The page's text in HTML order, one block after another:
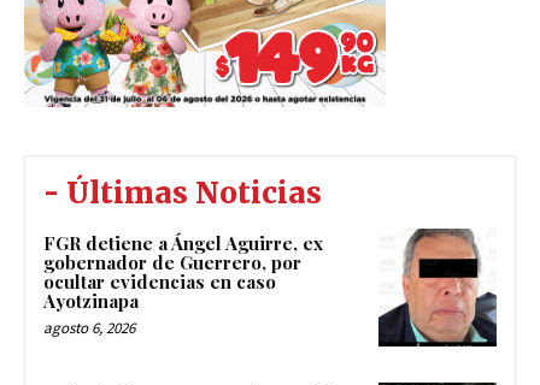
- Últimas Noticias
FGR detiene a Ángel Aguirre, ex
gobernador de Guerrero, por
ocultar evidencias en caso
Ayotzinapa
agosto 6, 2026